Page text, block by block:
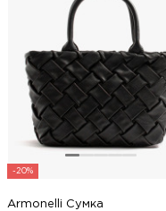
-20%
Armonelli Сумка